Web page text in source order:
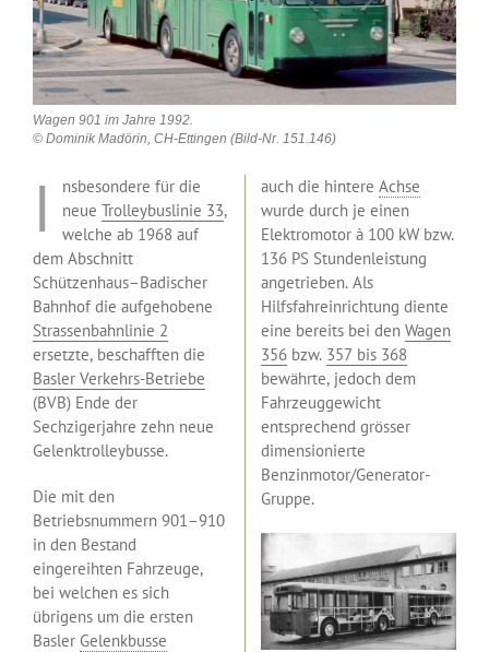
Wagen 901 im Jahre 1992.
© Dominik Madörin, CH-Ettingen (Bild-Nr. 151.146)
I
nsbesondere für die
neue Trolleybuslinie 33,
welche ab 1968 auf
dem Abschnitt
Schützenhaus–Badischer
Bahnhof die aufgehobene
Strassenbahnlinie 2
ersetzte, beschafften die
Basler Verkehrs-Betriebe
(BVB) Ende der
Sechzigerjahre zehn neue
Gelenktrolleybusse.
Die mit den
Betriebsnummern 901–910
in den Bestand
eingereihten Fahrzeuge,
bei welchen es sich
übrigens um die ersten
Basler Gelenkbusse
auch die hintere Achse
wurde durch je einen
Elektromotor à 100 kW bzw.
136 PS Stundenleistung
angetrieben. Als
Hilfsfahreinrichtung diente
eine bereits bei den Wagen
356 bzw. 357 bis 368
bewährte, jedoch dem
Fahrzeuggewicht
entsprechend grösser
dimensionierte
Benzinmotor/Generator-
Gruppe.